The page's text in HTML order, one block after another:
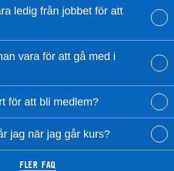
ledig från jobbet för att
vara för att gå med i
för att bli medlem?
jag när jag går kurs?
FLER FAQ